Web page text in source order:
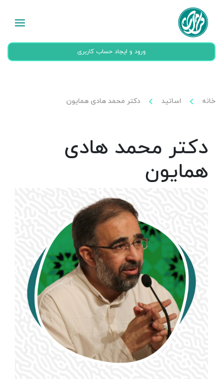
ورود و ایجاد حساب کاربری
خانه اساتید دکتر محمد هادی همایون
دکتر محمد هادی
همایون